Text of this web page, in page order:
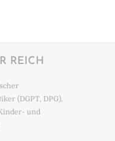
REICH
(DGPT, DPG),
und